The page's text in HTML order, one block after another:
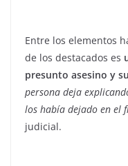
Entre los elementos
de los destacados es
presunto asesino y
persona deja
los había dejado en el
judicial.